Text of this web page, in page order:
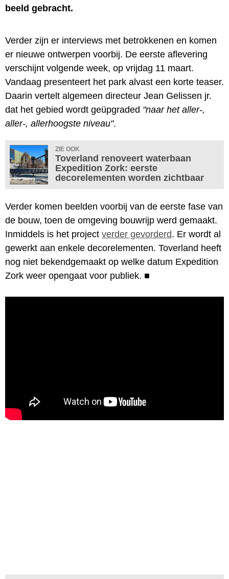
beeld gebracht.
Verder zijn er interviews met betrokkenen en komen
er nieuwe ontwerpen voorbij. De eerste aflevering
verschijnt volgende week, op vrijdag 11 maart.
Vandaag presenteert het park alvast een korte teaser.
Daarin vertelt algemeen directeur Jean Gelissen jr.
dat het gebied wordt geüpgraded "naar het aller-,
aller-, allerhoogste niveau".
ZIE OOK
Toverland renoveert waterbaan
Expedition Zork: eerste
decorelementen worden zichtbaar
Verder komen beelden voorbij van de eerste fase van
de bouw, toen de omgeving bouwrijp werd gemaakt.
Inmiddels is het project verder gevorderd. Er wordt al
gewerkt aan enkele decorelementen. Toverland heeft
nog niet bekendgemaakt op welke datum Expedition
Zork weer opengaat voor publiek. ■